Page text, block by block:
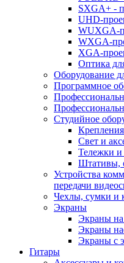
SXGA+ -
UHD-
WUXGA-
WXGA-
XGA-
Оптика
Оборудование
Программное
Студийное
Свет и
Тележки и
Штативы,
Устройства
передачи
Чехлы, сумки и
Экраны
Экраны
Экраны
Экраны с
Гитары